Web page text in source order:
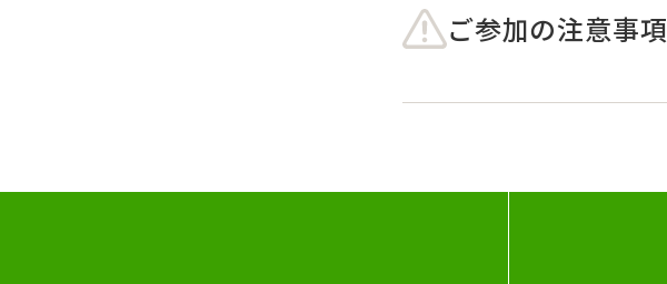
ご参加の注意事項